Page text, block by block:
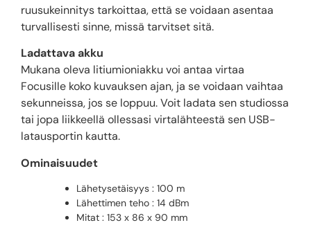
ruusukeinnitys tarkoittaa, että se voidaan asentaa
turvallisesti sinne, missä tarvitset sitä.
Ladattava akku
Mukana oleva litiumioniakku voi antaa virtaa
Focusille koko kuvauksen ajan, ja se voidaan vaihtaa
sekunneissa, jos se loppuu. Voit ladata sen studiossa
tai jopa liikkeellä ollessasi virtalähteestä sen USB-
latausportin kautta.
Ominaisuudet
Lähetysetäisyys : 100 m
Lähettimen teho : 14 dBm
Mitat : 153 x 86 x 90 mm